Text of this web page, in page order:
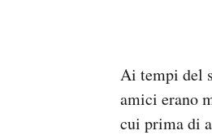
Ai tempi del
amici erano
cui prima di